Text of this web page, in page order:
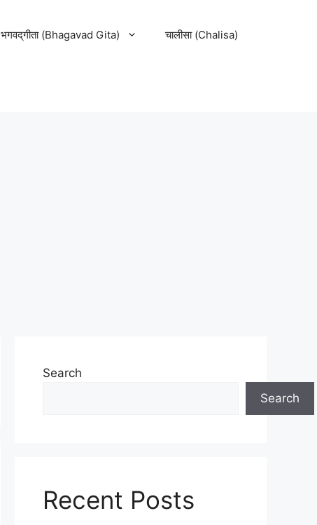
भगवद्‌गीता (Bhagavad Gita) चालीसा (Chalisa)
Search
Search
Recent Posts